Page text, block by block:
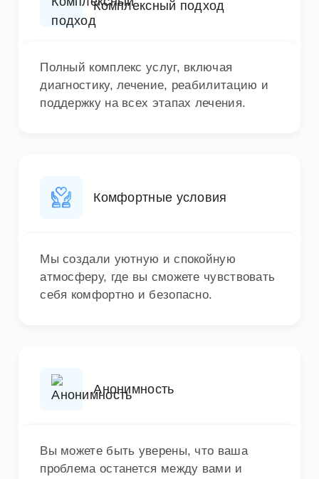
Комплексный подход
Полный комплекс услуг, включая
диагностику, лечение, реабилитацию и
поддержку на всех этапах лечения.
Комфортные условия
Мы создали уютную и спокойную
атмосферу, где вы сможете чувствовать
себя комфортно и безопасно.
Анонимность
Вы можете быть уверены, что ваша
проблема останется между вами и